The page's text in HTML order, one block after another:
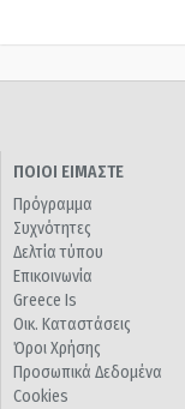
ΠΟΙΟΙ ΕΙΜΑΣΤΕ
Πρόγραμμα
Συχνότητες
Δελτία τύπου
Επικοινωνία
Greece Is
Οικ. Καταστάσεις
Όροι Χρήσης
Προσωπικά Δεδομένα
Cookies